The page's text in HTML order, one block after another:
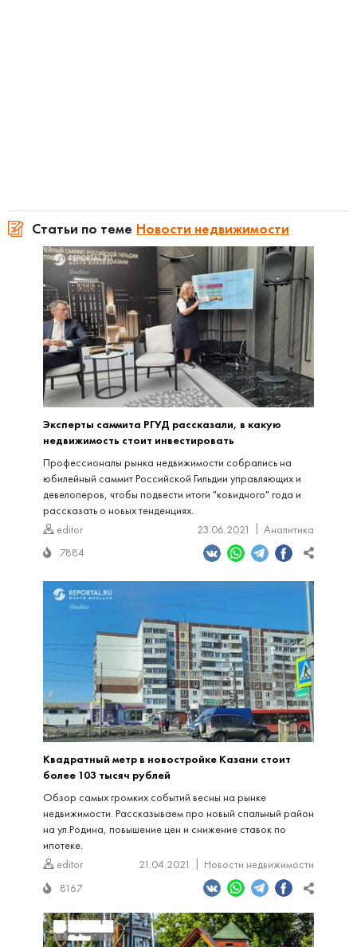
Статьи по теме Новости недвижимости
Эксперты саммита РГУД рассказали, в какую
недвижимость стоит инвестировать
Профессионалы рынка недвижимости собрались на
юбилейный саммит Российской Гильдии управляющих и
девелоперов, чтобы подвести итоги "ковидного" года и
рассказать о новых тенденциях.
editor
23.06.2021
Аналитика
7884
Квадратный метр в новостройке Казани стоит
более 103 тысяч рублей
Обзор самых громких событий весны на рынке
недвижимости. Рассказываем про новый спальный район
на ул.Родина, повышение цен и снижение ставок по
ипотеке.
editor
21.04.2021
Новости недвижимости
8167